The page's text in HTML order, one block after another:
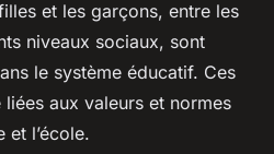
et les garçons, entre les
niveaux sociaux, sont
le système éducatif. Ces
aux valeurs et normes
et l’école.